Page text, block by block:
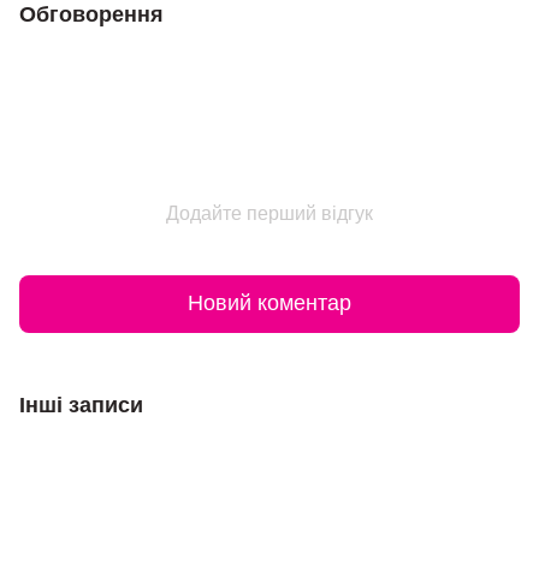
Обговорення
Додайте перший відгук
Новий коментар
Інші записи